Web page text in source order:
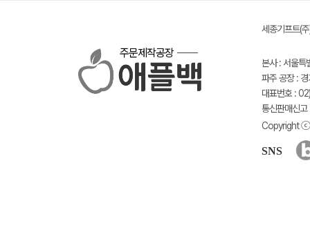
주문제작공장
세종기프트(
본사 : 서울
파주 공장 :
대표번호 :
통신판매신
Copyright ⓒ
SNS